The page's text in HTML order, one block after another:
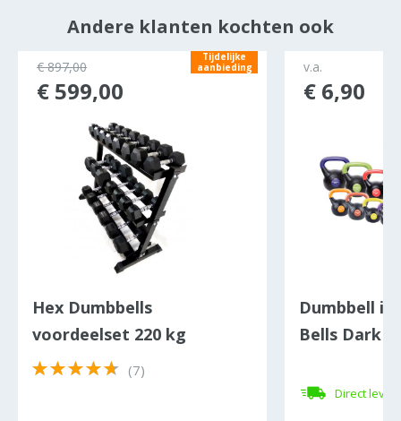
Andere klanten kochten ook
Tijdelijke
aanbieding
Hex Dumbbells
voordeelset 220 kg
(7)
€ 897,00
€ 599,00
Dumbbell
Bells Dark
Direct
v.a.
€ 6,90